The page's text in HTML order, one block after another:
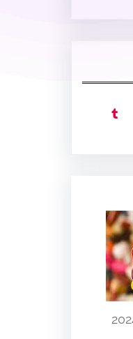
تمبلر